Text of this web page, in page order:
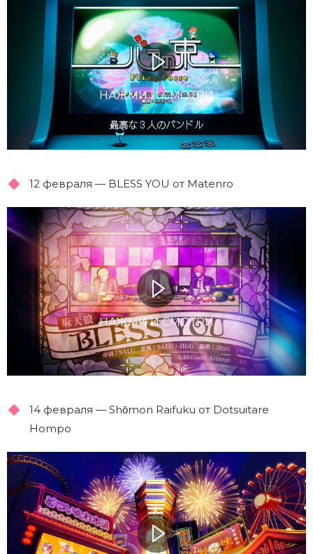
НАЖМИ И СМОТРИ
12 февраля — BLESS YOU от Matenro
НАЖМИ И СМОТРИ
14 февраля — Shо̄mon Raifuku от Dotsuitare
Hompo